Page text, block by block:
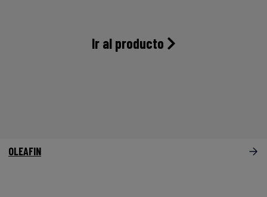
Ir al producto
OLEAFIN